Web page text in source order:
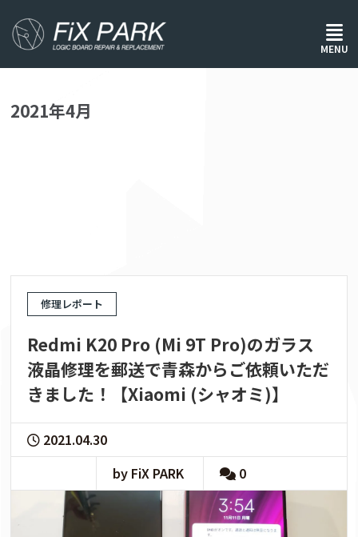
MENU
ホーム/ 2021年 4月
2021年4月
修理レポート
Redmi K20 Pro (Mi 9T Pro)のガラス
液晶修理を郵送で青森からご依頼いただ
きました！【Xiaomi (シャオミ)】
2021.04.30
by FiX PARK
0